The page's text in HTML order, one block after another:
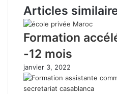
Articles
Formation
-12 mois
janvier 3, 2022